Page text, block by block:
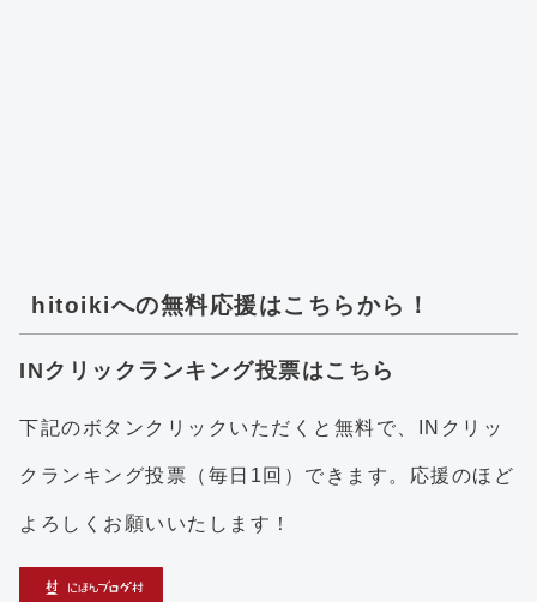
hitoikiへの無料応援はこちらから！
INクリックランキング投票はこちら
下記のボタンクリックいただくと無料で、INクリッ
クランキング投票（毎日1回）できます。応援のほど
よろしくお願いいたします！